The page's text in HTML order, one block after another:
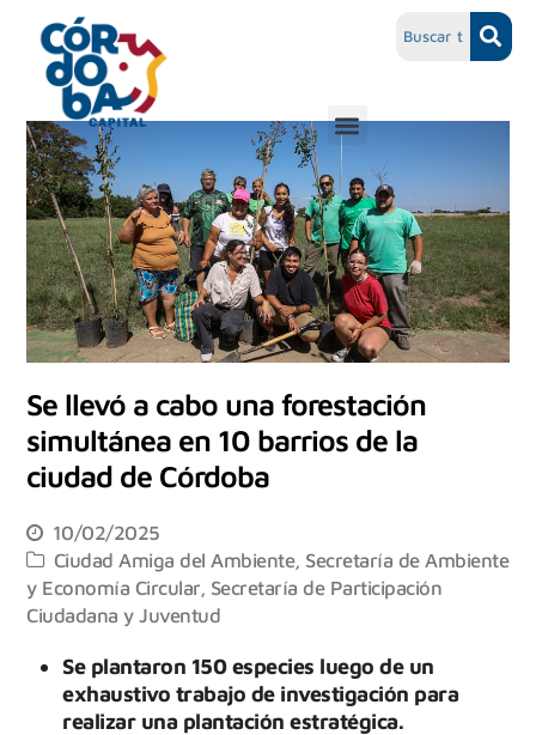
Se llevó a cabo una forestación
simultánea en 10 barrios de la
ciudad de Córdoba
10/02/2025
Ciudad Amiga del Ambiente, Secretaría de Ambiente
y Economía Circular, Secretaría de Participación
Ciudadana y Juventud
Se plantaron 150 especies luego de un
exhaustivo trabajo de investigación para
realizar una plantación estratégica.